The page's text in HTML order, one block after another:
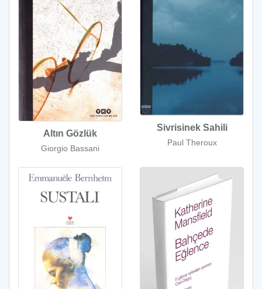
Altın Gözlük
Giorgio Bassani
Sivrisinek Sahili
Paul Theroux